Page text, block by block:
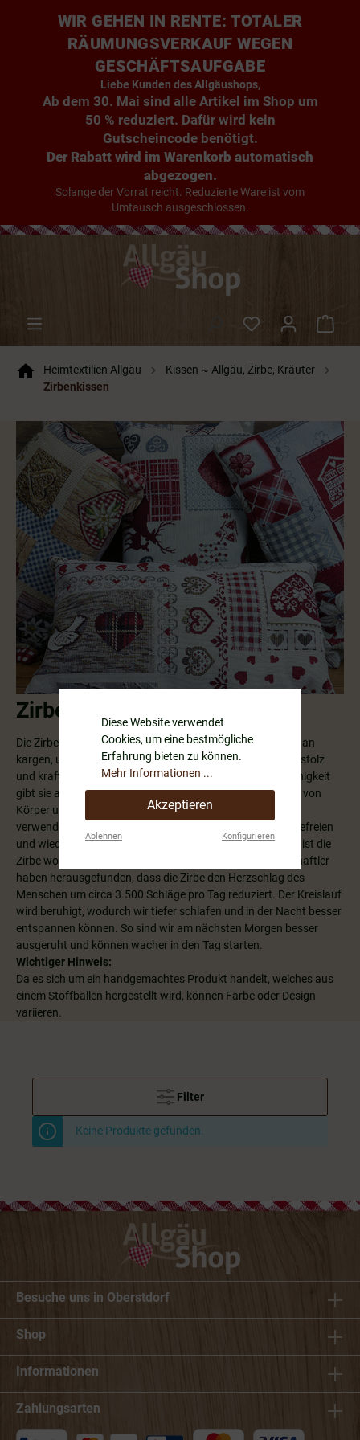
WIR GEHEN IN RENTE: TOTALER
RÄUMUNGSVERKAUF WEGEN
GESCHÄFTSAUFGABE
Liebe Kunden des Allgäushops,
Ab dem 30. Mai sind alle Artikel im Shop um
50 % reduziert. Dafür wird kein
Gutscheincode benötigt.
Der Rabatt wird im Warenkorb automatisch
abgezogen.
Solange der Vorrat reicht. Reduzierte Ware ist vom
Umtausch ausgeschlossen.
Heimtextilien Allgäu
Kissen ~ Allgäu, Zirbe, Kräuter
Zirbenkissen
Zirbenkissen
Die Zirbe ist die Königin der Alpen, weil sie im Hochgebirge an
kargen, ungeschützten Stellen zu finden ist und trotzdem stolz
und kraftvoll über den Dingen steht. Diese Widerstandsfähigkeit
gibt sie an uns weiter. Deshalb wird die Zirbe zur Stärkung von
Körper und Seele sowie für innere Ruhe und Wohlbefinden
verwendet. Die ätherischen Öle helfen, die Atemwege zu befreien
und wieder tief durchatmen zu können. Am bekanntesten ist die
Zirbe wohl für ihre Wirkung auf unseren Schlaf. Wissenschaftler
haben herausgefunden, dass die Zirbe den Herzschlag des
Menschen um circa 3.500 Schläge pro Tag reduziert. Der Kreislauf
wird beruhigt, wodurch wir tiefer schlafen und in der Nacht besser
entspannen können. So sind wir am nächsten Morgen besser
ausgeruht und können wacher in den Tag starten.
Wichtiger Hinweis:
Da es sich um ein handgemachtes Produkt handelt, welches aus
einem Stoffballen hergestellt wird, können Farbe oder Design
variieren.
Filter
Keine Produkte gefunden.
Besuche uns in Oberstdorf
Shop
Informationen
Zahlungsarten
Diese Website verwendet
Cookies, um eine bestmögliche
Erfahrung bieten zu können.
Mehr Informationen ...
Akzeptieren
Ablehnen Konfigurieren